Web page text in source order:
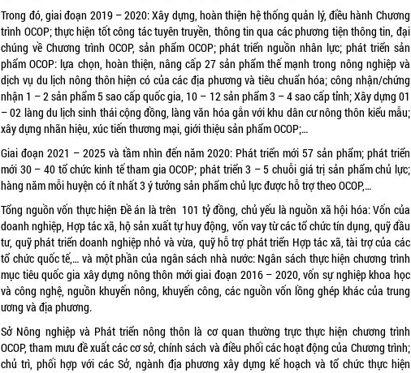
Trong đó, giai đoạn 2019 – 2020: Xây dựng, hoàn thiện hệ thống quản lý, điều hành Chương
trình OCOP; thực hiện tốt công tác tuyên truyền, thông tin qua các phương tiện thông tin, đại
chúng về Chương trình OCOP, sản phẩm OCOP; phát triển nguồn nhân lực; phát triển sản
phẩm OCOP: lựa chọn, hoàn thiện, nâng cấp 27 sản phẩm thế mạnh trong nông nghiệp và
dịch vụ du lịch nông thôn hiện có của các địa phương và tiêu chuẩn hóa; công nhận/chứng
nhận 1 – 2 sản phẩm 5 sao cấp quốc gia, 10 – 12 sản phẩm 3 – 4 sao cấp tỉnh; Xây dựng 01
– 02 làng du lịch sinh thái cộng đồng, làng văn hóa gắn với khu dân cư nông thôn kiểu mẫu;
xây dựng nhãn hiệu, xúc tiến thương mại, giới thiệu sản phẩm OCOP;…
Giai đoạn 2021 – 2025 và tầm nhìn đến năm 2020: Phát triển mới 57 sản phẩm; phát triển
mới 30 – 40 tổ chức kinh tế tham gia OCOP; phát triển 3 – 5 chuỗi giá trị sản phẩm chủ lực;
hàng năm mỗi huyện có ít nhất 3 ý tưởng sản phẩm chủ lực được hỗ trợ theo OCOP,…
Tổng nguồn vốn thực hiện Đề án là trên 101 tỷ đồng, chủ yếu là nguồn xã hội hóa: Vốn của
doanh nghiệp, Hợp tác xã, hộ sản xuất tự huy động, vốn vay từ các tổ chức tín dụng, quỹ đầu
tư, quỹ phát triển doanh nghiệp nhỏ và vừa, quỹ hỗ trợ phát triển Hợp tác xã, tài trợ của các
tổ chức quốc tế,… và một phần của ngân sách nhà nước: Ngân sách thực hiện chương trình
mục tiêu quốc gia xây dựng nông thôn mới giai đoạn 2016 – 2020, vốn sự nghiệp khoa học
và công nghệ, nguồn khuyến nông, khuyến công, các nguồn vốn lồng ghép khác của trung
ương và địa phương.
Sở Nông nghiệp và Phát triển nông thôn là cơ quan thường trực thực hiện chương trình
OCOP, tham mưu đề xuất các cơ sở, chính sách và điều phối các hoạt động của Chương trình;
chủ trì, phối hợp với các Sở, ngành địa phương xây dựng kế hoạch và tổ chức thực hiện